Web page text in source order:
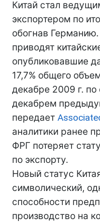
Китай стал
экспортером по
обогнав
приводят
опубликовавшие
17,7% общего
декабре 2009 г.
декабрем
передает
аналитики ранее
ФРГ потеряет
по экспорту.
Новый статус
символический,
способности
производство на